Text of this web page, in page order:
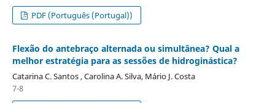
PDF (Português (Portugal))
Flexão do antebraço alternada ou simultânea? Qual a
melhor estratégia para as sessões de hidroginástica?
Catarina C. Santos , Carolina A. Silva, Mário J. Costa
7-8